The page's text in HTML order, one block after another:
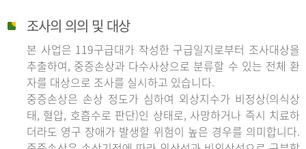
조사의 의의 및 대상
본 사업은 119구급대가 작성한 구급일지로부터 조사대상을
추출하여, 중증손상과 다수사상으로 분류할 수 있는 전체 환
자를 대상으로 조사를 실시하고 있습니다.
중증손상은 손상 정도가 심하여 외상지수가 비정상(의식상
태, 혈압, 호흡수로 판단)인 상태로, 사망하거나 즉시 치료하
더라도 영구 장애가 발생할 위험이 높은 경우를 의미합니다.